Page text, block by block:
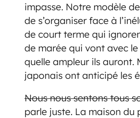
impasse. Notre modèle
de s’organiser face à
de court terme qui
de marée qui vont avec
quelle ampleur ils auront.
japonais ont anticipé les
Nous nous sentons tous
parle juste. La maison du